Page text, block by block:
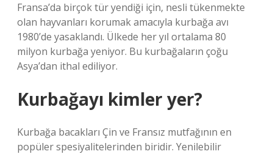
Fransa’da birçok tür yendiği için, nesli tükenmekte
olan hayvanları korumak amacıyla kurbağa avı
1980’de yasaklandı. Ülkede her yıl ortalama 80
milyon kurbağa yeniyor. Bu kurbağaların çoğu
Asya’dan ithal ediliyor.
Kurbağayı kimler yer?
Kurbağa bacakları Çin ve Fransız mutfağının en
popüler spesiyalitelerinden biridir. Yenilebilir